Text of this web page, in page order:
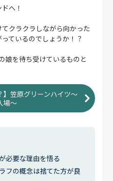
へ！
クラクラしながら向かった
ているのでしょうか！？
娘を待ち受けているものと
】笠原グリーンハイツ～
場～
必要な理由を悟る
フの概念は捨てた方が良